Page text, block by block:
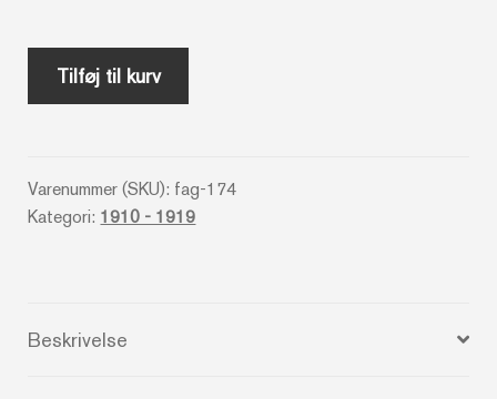
Danmarks
af
C.C.
Nielsen
Tilføj til kurv
Varenummer (SKU): fag-174
Kategori: 1910 - 1919
Beskrivelse